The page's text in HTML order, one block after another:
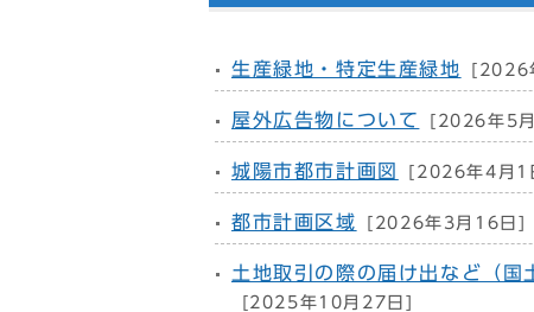
生産緑地・特定生産緑地 [2026
屋外広告物について [2026年5
城陽市都市計画図 [2026年4月1
都市計画区域 [2026年3月16日]
土地取引の際の届け出など（国
[2025年10月27日]